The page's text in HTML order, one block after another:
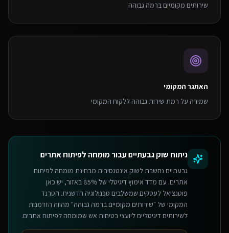
שירותים מקומיים ברמה גבוהה
האתגר המקומי
שמירה על רמת שירות גבוהה ללקוח המקומי
ניתוח שוקגבעתייםעבורמומחה לפיתוח אתרים
גבעתיים נחשבת לשוק אינטנסיבית מבחינת מומחה לפיתוח
אתרים. עם מדד אימוץ דיגיטלי של 85% באזור, יש כאן
פוטנציאל לעסקים שמשלבים טכנולוגיה חדשנית. הטרנד
המקומי של "שירותים מקומיים ברמה גבוהה" מהווה הזדמנות
לשירותים דיגיטליים ליועצי בטיחות אש שמומחה לפיתוח אתרים.